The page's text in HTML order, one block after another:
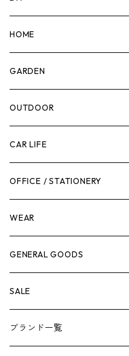
マーカー
計測機器
腰袋・ツールホルスター
工具箱
作業台
脚立
ケミカル
その他
HOME
5ガロンバケツ
キッチン
日用品
ボディケア
GARDEN
剪定ばさみ
ガーデンツール
ガーデンチェア
キャビネット・ツールハンガー
冬季用品
その他
OUTDOOR
スツール
バンジーバンド
ストレージボックス
クーラーボックス
ナイフ
CAR LIFE
メンテナンスグッズ
車内グッズ
車外グッズ
芳香剤
OFFICE / STATIONERY
WEAR
トップス
ボトムス
アンダーウェア
GENERAL GOODS
ウォレット
エアーフレッシュナー
SALE
ブランド一覧